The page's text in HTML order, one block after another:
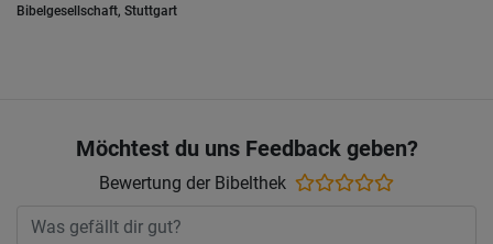
Bibelgesellschaft, Stuttgart
Möchtest du uns Feedback geben?
Bewertung der Bibelthek